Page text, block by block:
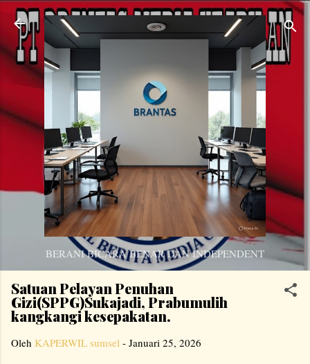
Langsung ke konten utama
BERANI BICARA BENAR DAN INDEPENDENT
Satuan Pelayan Penuhan
Gizi(SPPG)Sukajadi, Prabumulih
kangkangi kesepakatan.
Oleh KAPERWIL sumsel - Januari 25, 2026